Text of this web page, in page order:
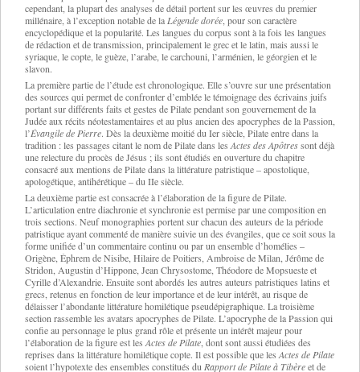
cependant, la plupart des analyses de détail portent sur les œuvres du premier
millénaire, à l’exception notable de la Légende dorée , pour son caractère
encyclopédique et la popularité. Les langues du corpus sont à la fois les langues
de rédaction et de transmission, principalement le grec et le latin, mais aussi le
syriaque, le copte, le guèze, l’arabe, le carchouni, l’arménien, le géorgien et le
slavon.
La première partie de l’étude est chronologique. Elle s’ouvre sur une présentation
des sources qui permet de confronter d’emblée le témoignage des écrivains juifs
portant sur différents faits et gestes de Pilate pendant son gouvernement de la
Judée aux récits néotestamentaires et au plus ancien des apocryphes de la Passion,
l’Évangile de Pierre. Dès la deuxième moitié du Ier siècle, Pilate entre dans la
tradition : les passages citant le nom de Pilate dans les Actes des Apôtressont déjà
une relecture du procès de Jésus ; ils sont étudiés en ouverture du chapitre
consacré aux mentions de Pilate dans la littérature patristique – apostolique,
apologétique, antihérétique – du IIe siècle.
La deuxième partie est consacrée à l’élaboration de la figure de Pilate.
L’articulation entre diachronie et synchronie est permise par une composition en
trois sections. Neuf monographies portent sur chacun des auteurs de la période
patristique ayant commenté de manière suivie un des évangiles, que ce soit sous la
forme unifiée d’un commentaire continu ou par un ensemble d’homélies –
Origène, Éphrem de Nisibe, Hilaire de Poitiers, Ambroise de Milan, Jérôme de
Stridon, Augustin d’Hippone, Jean Chrysostome, Théodore de Mopsueste et
Cyrille d’Alexandrie. Ensuite sont abordés les autres auteurs patristiques latins et
grecs, retenus en fonction de leur importance et de leur intérêt, au risque de
délaisser l’abondante littérature homilétique pseudépigraphique. La troisième
section rassemble les avatars apocryphes de Pilate. L’apocryphe de la Passion qui
confie au personnage le plus grand rôle et présente un intérêt majeur pour
l’élaboration de la figure est les Actes de Pilate , dont sont aussi étudiées des
reprises dans la littérature homilétique copte. Il est possible que les Actes de Pilate
soient l’hypotexte des ensembles constitués du Rapport de Pilate à Tibèreet de